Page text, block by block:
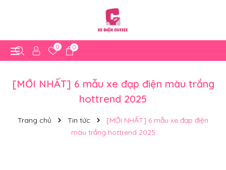
0 0
[MỚI NHẤT] 6 mẫu xe đạp điện màu trắng
hottrend 2025
Trang chủ Tin tức
[MỚI NHẤT] 6 mẫu xe đạp điện
màu trắng hottrend 2025